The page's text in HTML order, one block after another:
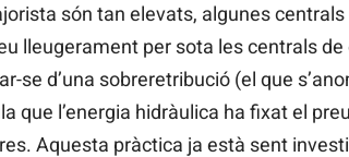
són tan elevats, algunes
lleugerament per sota les centrals
se d’una sobreretribució (el que
que l’energia hidràulica ha fixat el
Aquesta pràctica ja està sent